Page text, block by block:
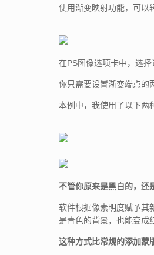
使用渐变映射功能，可以
在PS图像选项卡中，选择
你只需要设置渐变端点的
本例中，我使用了以下两
不管你原来是黑白的，还
软件根据像素明度赋予其
是青色的背景，也能变成
这种方式比常规的添加蒙